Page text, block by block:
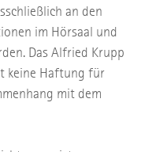
an den
im Hörsaal und
Das Alfried Krupp
keine Haftung für
mit dem